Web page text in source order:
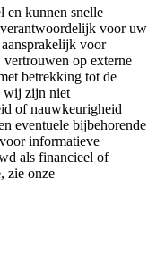
en kunnen snelle
voor uw
voor
op externe
betrekking tot de
wij zijn niet
of nauwkeurigheid
eventuele bijbehorende
informatieve
als financieel of
zie onze